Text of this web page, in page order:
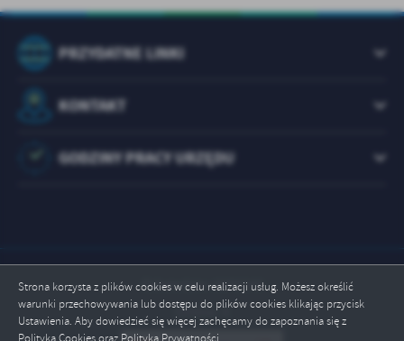
Strona korzysta z plików cookies w celu realizacji usług. Możesz określić
warunki przechowywania lub dostępu do plików cookies klikając przycisk
Ustawienia. Aby dowiedzieć się więcej zachęcamy do zapoznania się z
Polityką Cookies oraz Polityką Prywatności.
PRZYDATNE LINKI
KONTAKT
GODZINY PRACY URZĘDU
Odwiedzin: 1073249
Online: 4